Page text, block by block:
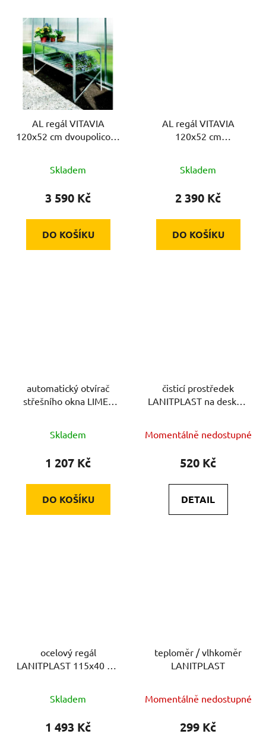
AL regál VITAVIA
120x52 cm dvoupolicový
Skladem
3 590 Kč
DO KOŠÍKU
AL regál VITAVIA
120x52 cm
Skladem
2 390 Kč
DO KOŠÍKU
automatický otvírač
střešního okna LIMES
Skladem
1 207 Kč
DO KOŠÍKU
čisticí prostředek
LANITPLAST na desky z
Momentálně nedostupné
520 Kč
DETAIL
ocelový regál
LANITPLAST 115x40 cm
Skladem
1 493 Kč
teploměr / vlhkoměr
LANITPLAST
Momentálně nedostupné
299 Kč